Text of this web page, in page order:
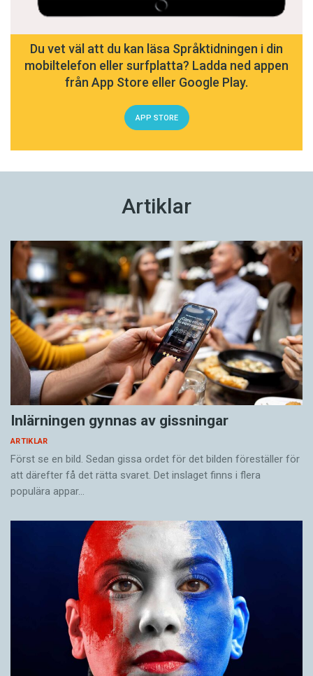
Du vet väl att du kan läsa Språktidningen i din
mobiltelefon eller surfplatta? Ladda ned appen
från App Store eller Google Play.
APP STORE
Artiklar
Inlärningen gynnas av gissningar
ARTIKLAR
Först se en bild. Sedan gissa ordet för det bilden föreställer för
att därefter få det rätta svaret. Det inslaget finns i flera
populära appar…